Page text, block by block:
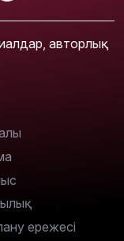
авторлық
ережесі